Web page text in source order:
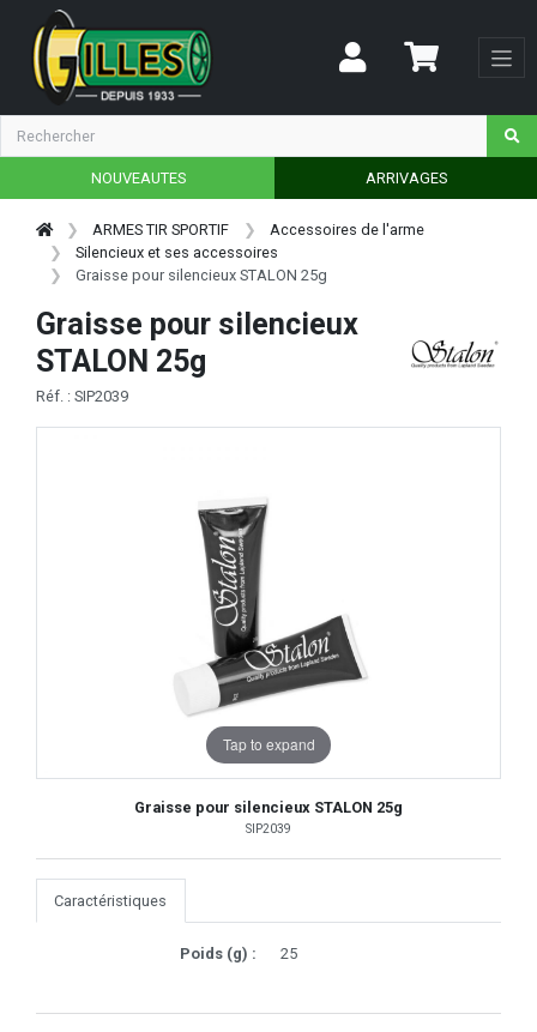
NOUVEAUTES ARRIVAGES
ARMES TIR SPORTIF
Accessoires de l'arme
Silencieux et ses accessoires
Graisse pour silencieux STALON 25g
Graisse pour silencieux
STALON 25g
Réf. : SIP2039
Tap to expand
Graisse pour silencieux STALON 25g
SIP2039
Caractéristiques
Poids (g) : 25